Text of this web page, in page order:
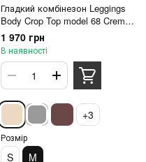
Гладкий комбінезон Leggings
Body Crop Top model 68 Crema
(слонова кістка) - M
1 970 грн
В наявності
+3
Розмір
S M